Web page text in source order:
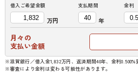
借入ご希望金額
万円
支払期間
年
金利
月々の
支払い金額
※滋賀銀行／借入金1,832万円、返済期間40年、金利
※審査により金利は変わる可能性があります。